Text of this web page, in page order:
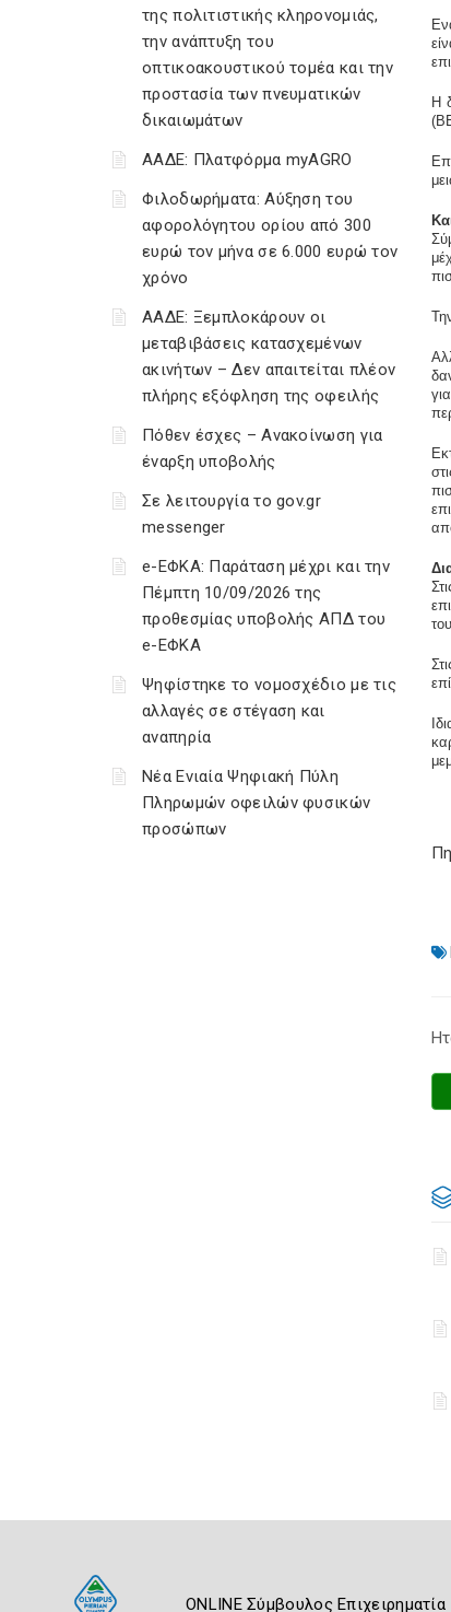
της πολιτιστικής κληρονομιάς,
την ανάπτυξη του
οπτικοακουστικού τομέα και την
προστασία των πνευματικών
δικαιωμάτων
ΑΑΔΕ: Πλατφόρμα myAGRO
Φιλοδωρήματα: Αύξηση του
αφορολόγητου ορίου από 300
ευρώ τον μήνα σε 6.000 ευρώ τον
χρόνο
ΑΑΔΕ: Ξεμπλοκάρουν οι
μεταβιβάσεις κατασχεμένων
ακινήτων – Δεν απαιτείται πλέον
πλήρης εξόφληση της οφειλής
Πόθεν έσχες – Ανακοίνωση για
έναρξη υποβολής
Σε λειτουργία το gov.gr
messenger
e-ΕΦΚΑ: Παράταση μέχρι και την
Πέμπτη 10/09/2026 της
προθεσμίας υποβολής ΑΠΔ του
e-ΕΦΚΑ
Ψηφίστηκε το νομοσχέδιο με τις
αλλαγές σε στέγαση και
αναπηρία
Νέα Ενιαία Ψηφιακή Πύλη
Πληρωμών οφειλών φυσικών
προσώπων
Η
ONLINE Σύμβουλος Επιχειρηματία